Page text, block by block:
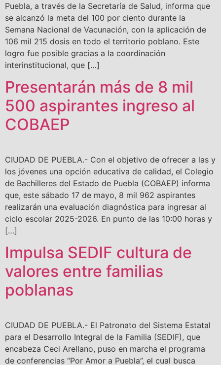
Puebla, a través de la Secretaría de Salud, informa que
se alcanzó la meta del 100 por ciento durante la
Semana Nacional de Vacunación, con la aplicación de
106 mil 215 dosis en todo el territorio poblano. Este
logro fue posible gracias a la coordinación
interinstitucional, que […]
Presentarán más de 8 mil
500 aspirantes ingreso al
COBAEP
CIUDAD DE PUEBLA.- Con el objetivo de ofrecer a las y
los jóvenes una opción educativa de calidad, el Colegio
de Bachilleres del Estado de Puebla (COBAEP) informa
que, este sábado 17 de mayo, 8 mil 962 aspirantes
realizarán una evaluación diagnóstica para ingresar al
ciclo escolar 2025-2026. En punto de las 10:00 horas y
[…]
Impulsa SEDIF cultura de
valores entre familias
poblanas
CIUDAD DE PUEBLA.- El Patronato del Sistema Estatal
para el Desarrollo Integral de la Familia (SEDIF), que
encabeza Ceci Arellano, puso en marcha el programa
de conferencias “Por Amor a Puebla”, el cual busca